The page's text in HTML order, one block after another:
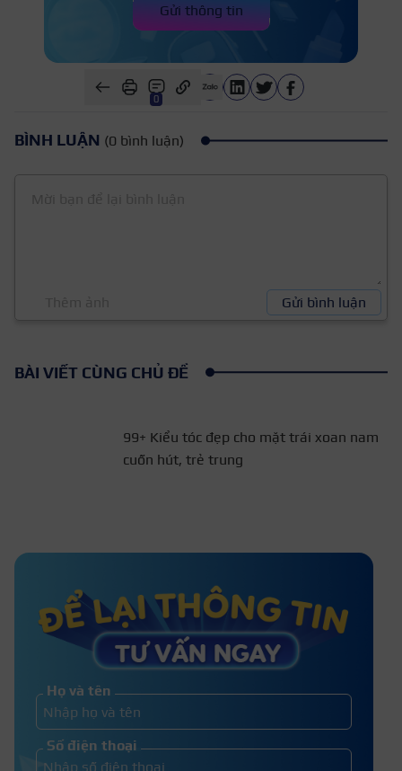
Gửi thông tin
0
BÌNH LUẬN (0 bình luận)
Gửi bình luận
BÀI VIẾT CÙNG CHỦ ĐỀ
99+ Kiểu tóc đẹp cho mặt trái xoan nam
cuốn hút, trẻ trung
Top kiểu tóc 5/5 nam cực kỳ trẻ trung,
hợp với mọi gương mặt
hợp mọi gương mặt
Họ và tên
Số điện thoại